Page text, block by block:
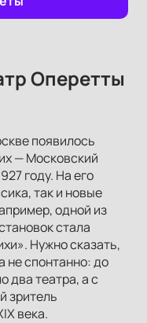
Оперетты
появилось
— Московский
году. На его
так и новые
одной из
стала
Нужно сказать,
не спонтанно: до
два театра, а с
зритель
века.